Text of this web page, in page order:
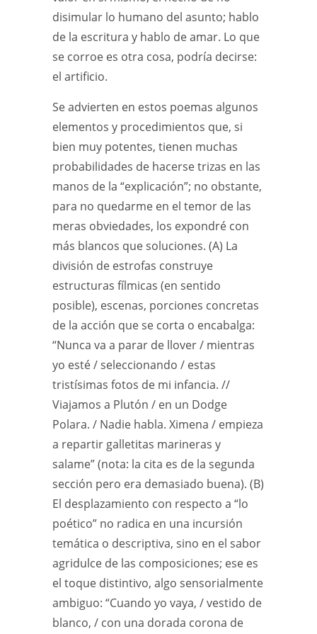
disimular lo humano del asunto; hablo
de la escritura y hablo de amar. Lo que
se corroe es otra cosa, podría decirse:
el artificio.
Se advierten en estos poemas algunos
elementos y procedimientos que, si
bien muy potentes, tienen muchas
probabilidades de hacerse trizas en las
manos de la “explicación”; no obstante,
para no quedarme en el temor de las
meras obviedades, los expondré con
más blancos que soluciones. (A) La
división de estrofas construye
estructuras fílmicas (en sentido
posible), escenas, porciones concretas
de la acción que se corta o encabalga:
“Nunca va a parar de llover / mientras
yo esté / seleccionando / estas
tristísimas fotos de mi infancia. //
Viajamos a Plutón / en un Dodge
Polara. / Nadie habla. Ximena / empieza
a repartir galletitas marineras y
salame” (nota: la cita es de la segunda
sección pero era demasiado buena). (B)
El desplazamiento con respecto a “lo
poético” no radica en una incursión
temática o descriptiva, sino en el sabor
agridulce de las composiciones; ese es
el toque distintivo, algo sensorialmente
ambiguo: “Cuando yo vaya, / vestido de
blanco, / con una dorada corona de